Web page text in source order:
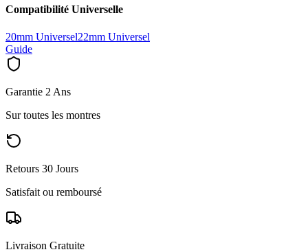
Compatibilité Universelle
20mm Universel22mm Universel
Guide
Garantie 2 Ans
Sur toutes les montres
Retours 30 Jours
Satisfait ou remboursé
Livraison Gratuite